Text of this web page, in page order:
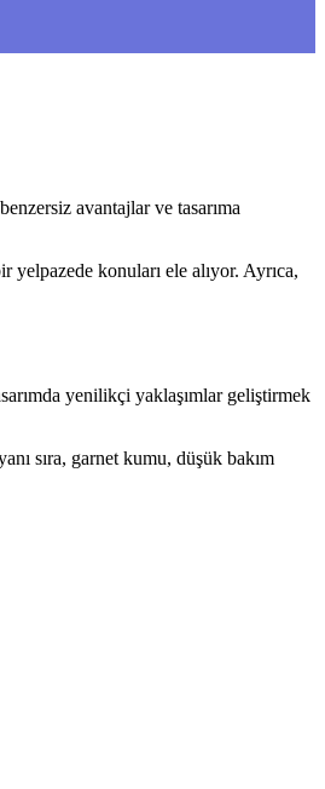
avantajlar ve tasarıma
konuları ele alıyor. Ayrıca,
yenilikçi yaklaşımlar geliştirmek
sıra, garnet kumu, düşük bakım